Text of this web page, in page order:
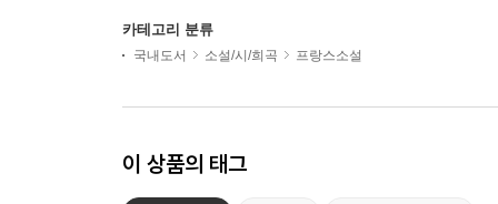
카테고리 분류
국내도서 소설/시/희곡 프랑스소설
이 상품의 태그